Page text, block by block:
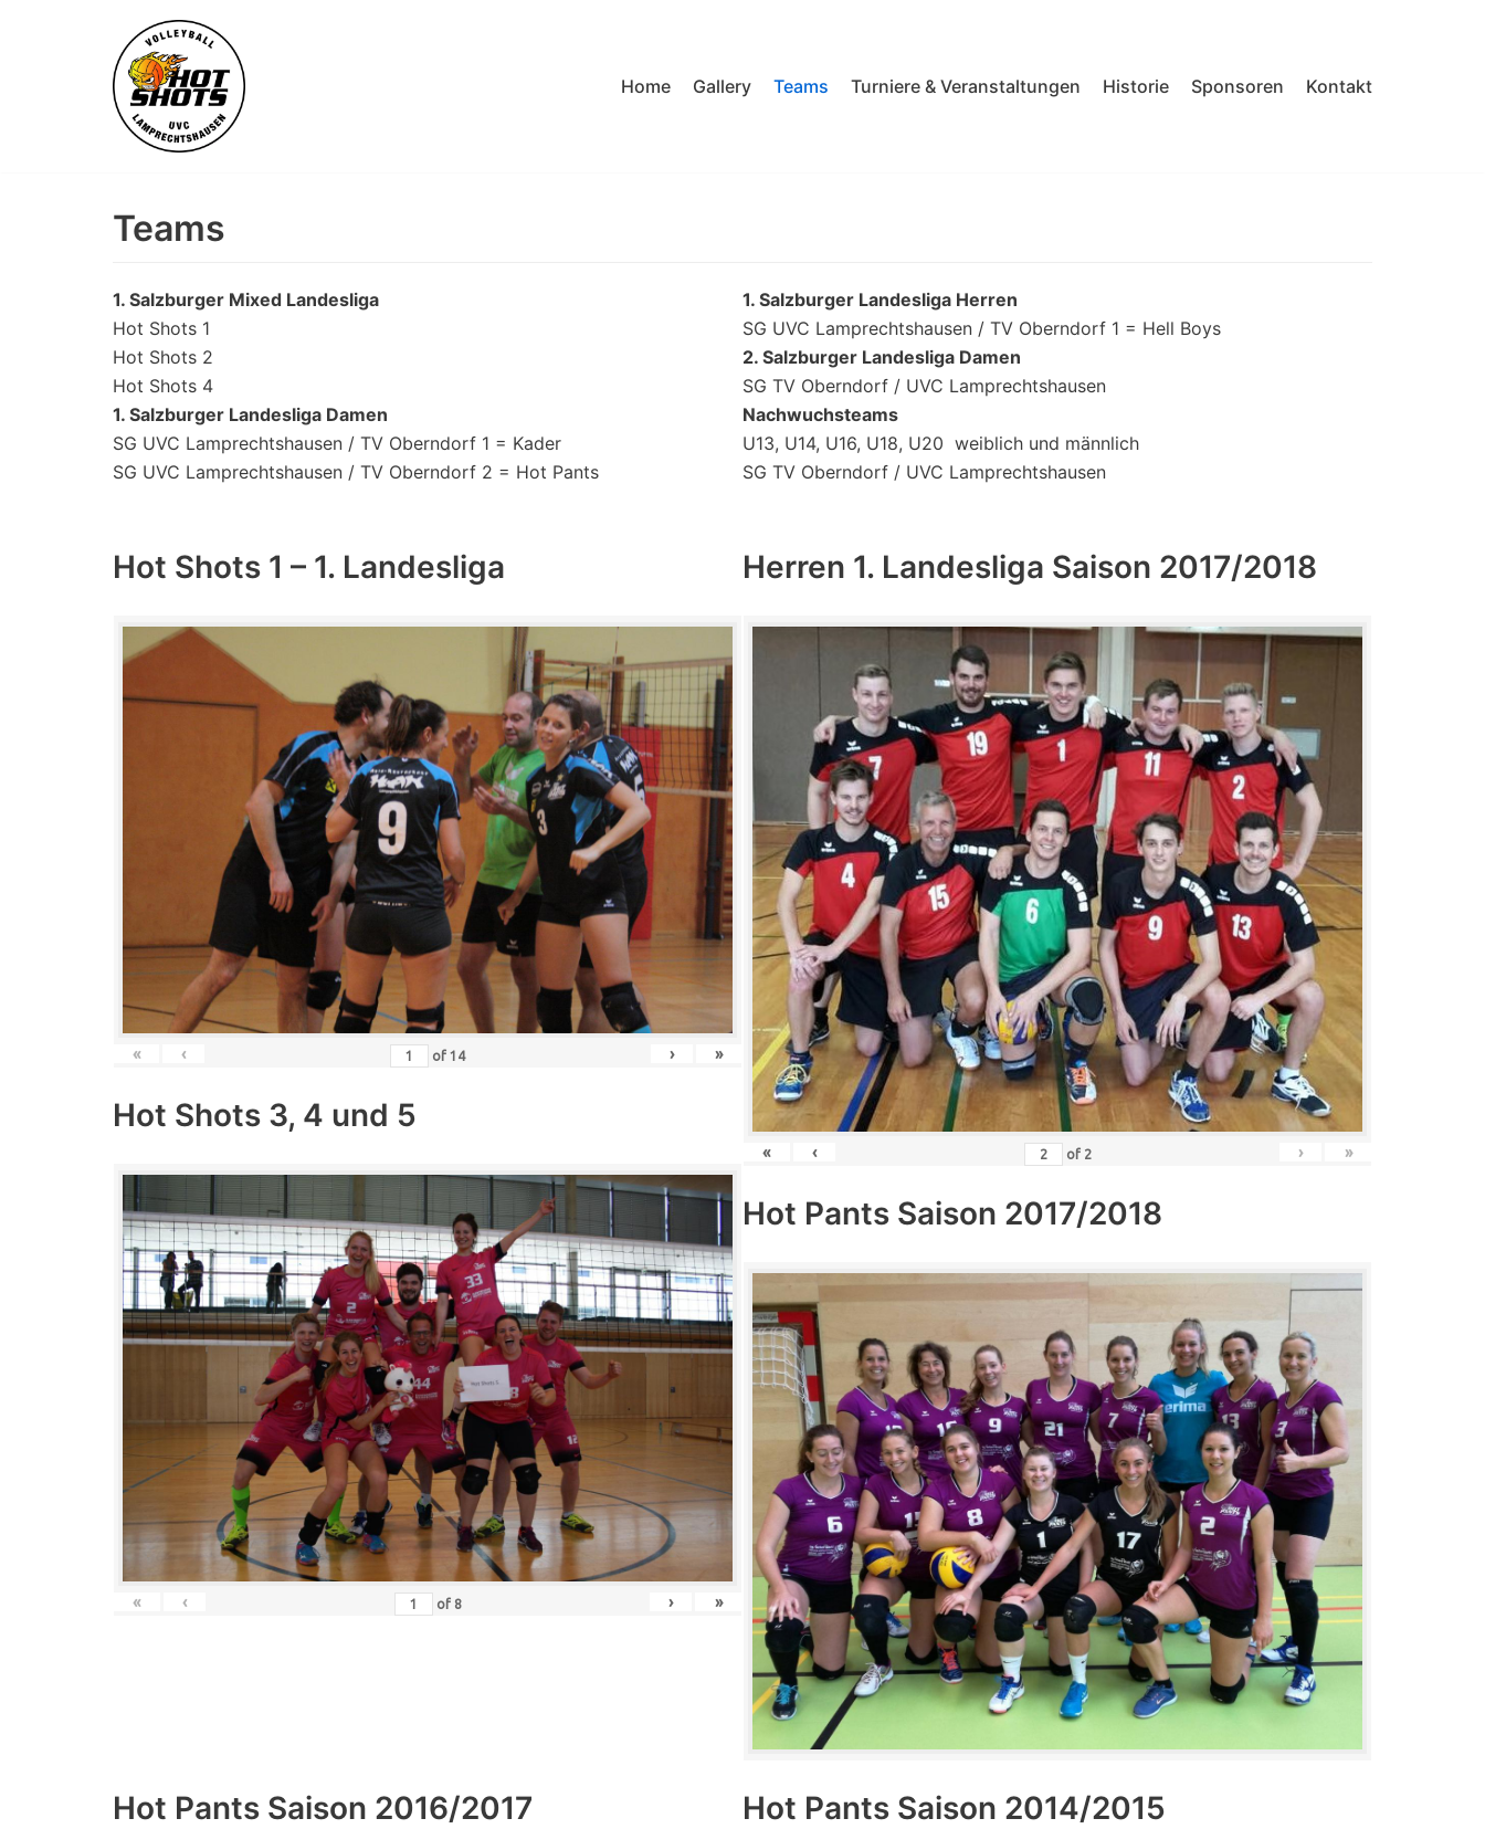
Home Gallery Teams Turniere & Veranstaltungen Historie Sponsoren Kontakt
Teams
1. Salzburger Mixed Landesliga
Hot Shots 1
Hot Shots 2
Hot Shots 4
1. Salzburger Landesliga Damen
SG UVC Lamprechtshausen / TV Oberndorf 1 = Kader
SG UVC Lamprechtshausen / TV Oberndorf 2 = Hot Pants
1. Salzburger Landesliga Herren
SG UVC Lamprechtshausen / TV Oberndorf 1 = Hell Boys
2. Salzburger Landesliga Damen
SG TV Oberndorf / UVC Lamprechtshausen
Nachwuchsteams
U13, U14, U16, U18, U20 weiblich und männlich
SG TV Oberndorf / UVC Lamprechtshausen
Hot Shots 1 – 1. Landesliga
« ‹ of 14 › »
Hot Shots 3, 4 und 5
« ‹ of 8 › »
Herren 1. Landesliga Saison 2017/2018
« ‹ of 2 › »
Hot Pants Saison 2017/2018
Hot Pants Saison 2016/2017 Hot Pants Saison 2014/2015